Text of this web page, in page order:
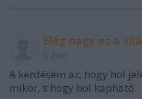
Elég nagy ez a
A kérdésem az, hogy hol
mikor, s hogy hol kapható.